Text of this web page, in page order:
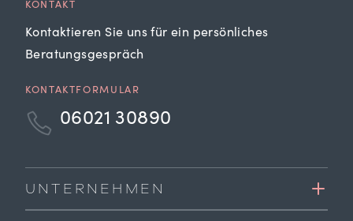
KONTAKT
Kontaktieren Sie uns für ein persönliches
Beratungsgespräch
KONTAKTFORMULAR
06021 30890
UNTERNEHMEN